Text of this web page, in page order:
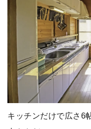
キッチンだけで広さ6